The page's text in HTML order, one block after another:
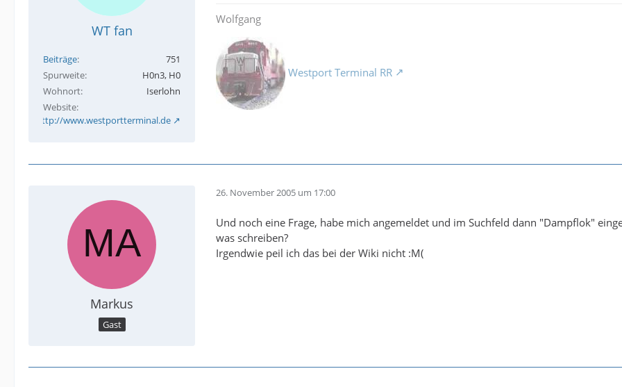
WT fan
Beiträge
751
Spurweite
H0n3, H0
Wohnort
Iserlohn
Website
http://www.westportterminal.de
Wolfgang
Westport Terminal RR
Markus
Gast
26. November 2005 um 17:00
Und noch eine Frage, habe mich angemeldet und im Suchfeld dann "Dampflok"
was schreiben?
Irgendwie peil ich das bei der Wiki nicht :M(